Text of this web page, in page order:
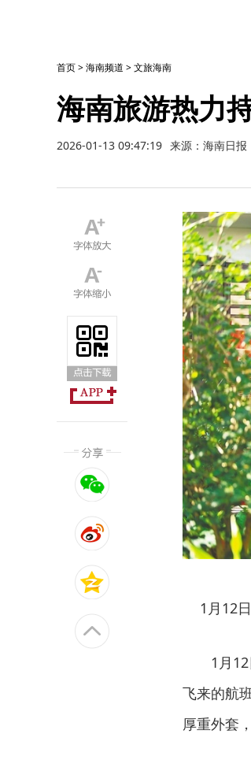
首页>海南频道 >文旅海南
海南旅游热力
2026-01-13 09:47:19 来源：海南日报
1月12
1月
飞来的航
厚重外套